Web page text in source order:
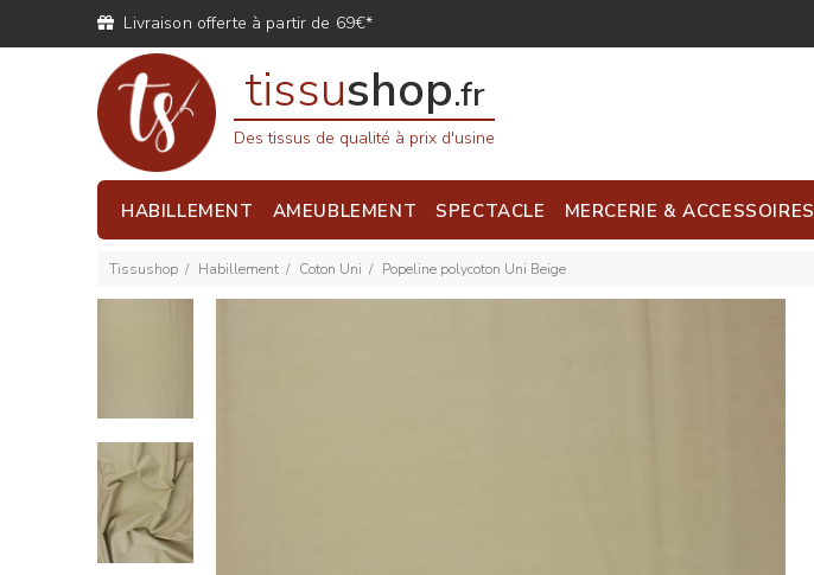
Livraison offerte à partir de 69€*
tissushop.fr
Des tissus de qualité à prix d'usine
HABILLEMENT AMEUBLEMENT SPECTACLE MERCERIE & ACCESSOIRES
Tissushop Habillement Coton Uni Popeline polycoton Uni Beige